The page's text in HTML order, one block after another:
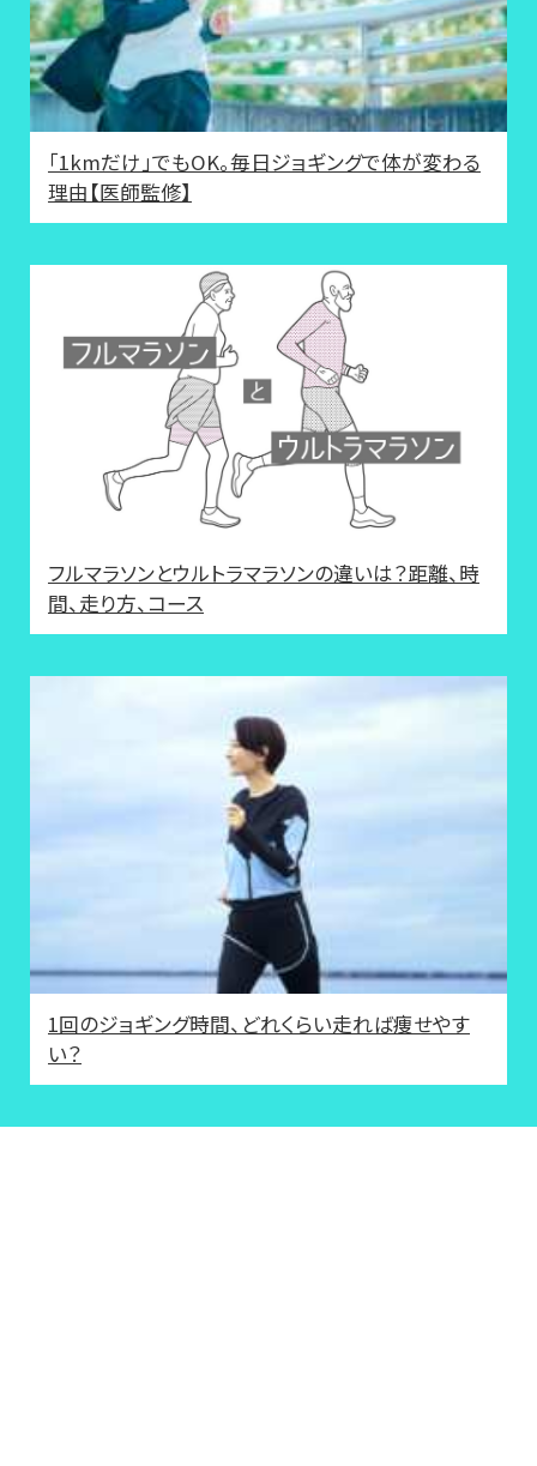
「1kmだけ」でもOK。毎日ジョギングで体が変わる
理由【医師監修】
フルマラソンとウルトラマラソンの違いは？距離、時
間、走り方、コース
1回のジョギング時間、どれくらい走れば痩せやす
い？